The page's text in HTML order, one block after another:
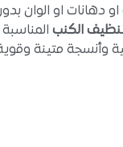
دهانات او الوان
الكنب المناسبة
وأنسجة متينة